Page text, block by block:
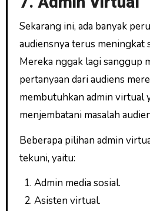
Sekarang ini, ada banyak
audiensnya terus meningkat
Mereka nggak lagi sanggup
pertanyaan dari audiens
membutuhkan admin virtual
menjembatani masalah
Beberapa pilihan admin
tekuni, yaitu:
Admin media sosial.
Asisten virtual.